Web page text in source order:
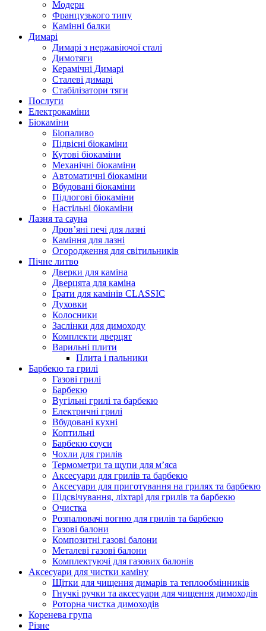
Модерн
Французького типу
Камінні балки
Димарі
Димарі з нержавіючої сталі
Димотяги
Керамічні Димарі
Сталеві димарі
Стабілізатори тяги
Послуги
Електрокаміни
Біокаміни
Біопаливо
Підвісні біокаміни
Кутові біокаміни
Механічні біокаміни
Автоматичні біокаміни
Вбудовані біокаміни
Підлогові біокаміни
Настільні біокаміни
Лазня та сауна
Дров’яні печі для лазні
Каміння для лазні
Огородження для світильників
Пічне литво
Дверки для каміна
Дверцята для каміна
Ґрати для камінів CLASSIC
Духовки
Колосники
Заслінки для димоходу
Комплекти дверцят
Варильні плити
Плита і пальники
Барбекю та грилі
Газові грилі
Барбекю
Вугільні грилі та барбекю
Електричні грилі
Вбудовані кухні
Коптильні
Барбекю соуси
Чохли для грилів
Термометри та щупи для м’яса
Аксесуари для грилів та барбекю
Аксесуари для приготування на грилях та барбекю
Підсвічування, ліхтарі для грилів та барбекю
Очистка
Розпалювачі вогню для грилів та барбекю
Газові балони
Композитні газові балони
Металеві газові балони
Комплектуючі для газових балонів
Аксесуари для чистки каміну
Щітки для чищення димарів та теплообмінників
Гнучкі ручки та аксесуари для чищення димоходів
Роторна чистка димоходів
Коренева група
Різне